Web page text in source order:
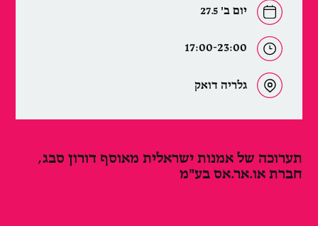
יום ב' 27.5
17:00-23:00
גלריה דואק
תערוכה של אמנות ישראלית מאוסף דורון סבג,
חברת או.אר.אס בע"מ